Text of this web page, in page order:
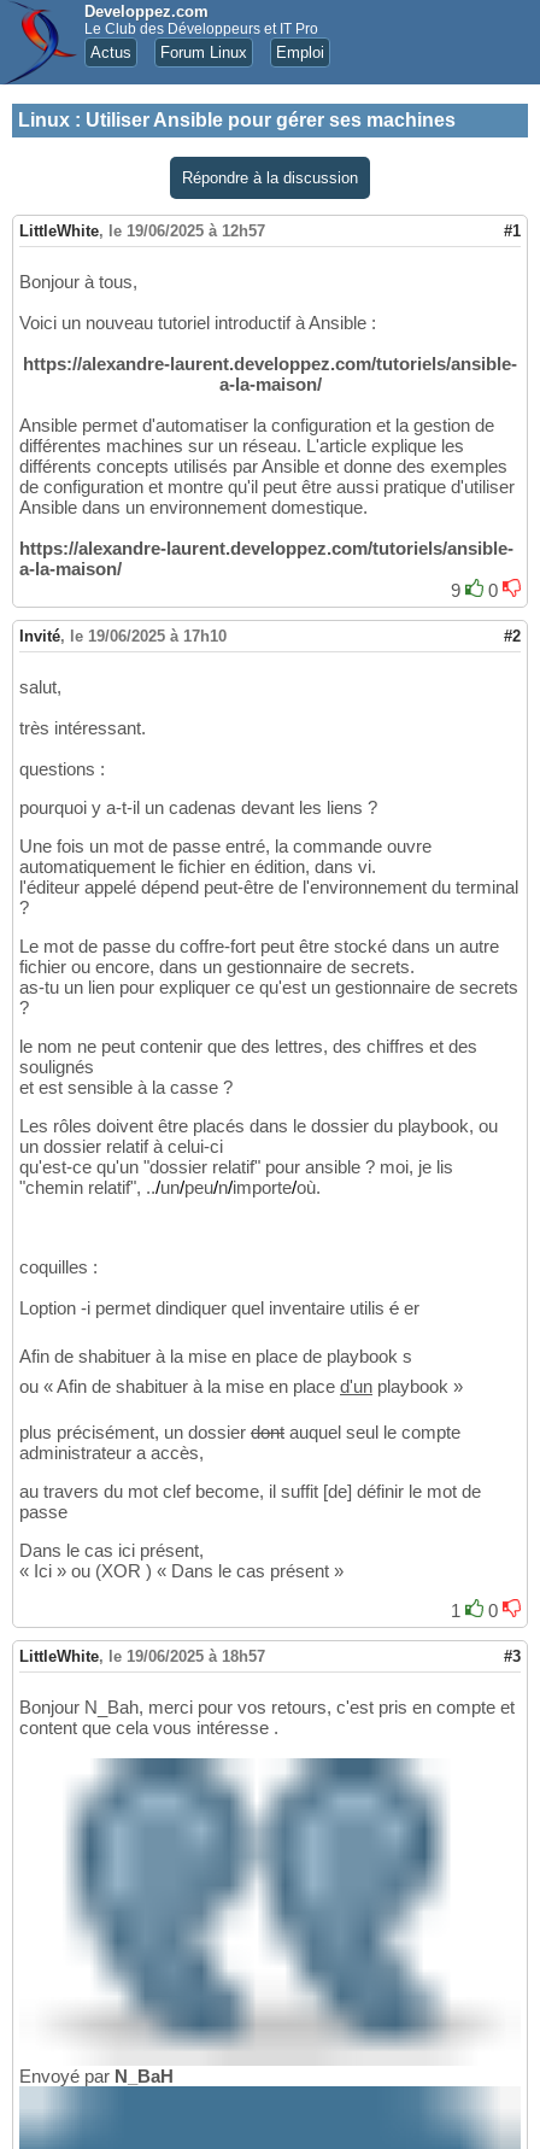
Developpez.com
Le Club des Développeurs et IT Pro
Actus Forum Linux Emploi
Linux : Utiliser Ansible pour gérer ses machines
Répondre à la discussion
LittleWhite, le 19/06/2025 à 12h57 #1
Bonjour à tous,
Voici un nouveau tutoriel introductif à Ansible :
https://alexandre-laurent.developpez.com/tutoriels/ansible-
a-la-maison/
Ansible permet d'automatiser la configuration et la gestion de
différentes machines sur un réseau. L'article explique les
différents concepts utilisés par Ansible et donne des exemples
de configuration et montre qu'il peut être aussi pratique d'utiliser
Ansible dans un environnement domestique.
https://alexandre-laurent.developpez.com/tutoriels/ansible-
a-la-maison/
9
0
Invité, le 19/06/2025 à 17h10 #2
salut,
très intéressant.
questions :
pourquoi y a-t-il un cadenas devant les liens ?
Une fois un mot de passe entré, la commande ouvre
automatiquement le fichier en édition, dans vi.
l'éditeur appelé dépend peut-être de l'environnement du terminal
?
Le mot de passe du coffre-fort peut être stocké dans un autre
fichier ou encore, dans un gestionnaire de secrets.
as-tu un lien pour expliquer ce qu'est un gestionnaire de secrets
?
le nom ne peut contenir que des lettres, des chiffres et des
soulignés
et est sensible à la casse ?
Les rôles doivent être placés dans le dossier du playbook, ou
un dossier relatif à celui-ci
qu'est-ce qu'un "dossier relatif" pour ansible ? moi, je lis
"chemin relatif", ../un/peu/n/importe/où.
coquilles :
Loption -i permet dindiquer quel inventaire utilis é er
Afin de shabituer à la mise en place de playbook s
ou « Afin de shabituer à la mise en place d'un playbook »
plus précisément, un dossier dont auquel seul le compte
administrateur a accès,
au travers du mot clef become, il suffit [de] définir le mot de
passe
Dans le cas ici présent,
« Ici » ou (XOR ) « Dans le cas présent »
1
0
LittleWhite, le 19/06/2025 à 18h57 #3
Bonjour N_Bah, merci pour vos retours, c'est pris en compte et
content que cela vous intéresse .
Envoyé par N_BaH